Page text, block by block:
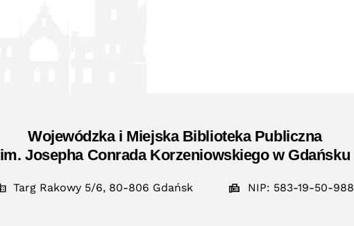
Wojewódzka i Miejska Biblioteka Publiczna
im. Josepha Conrada Korzeniowskiego w Gdańsku
Targ Rakowy 5/6, 80-806 Gdańsk NIP: 583-19-50-988